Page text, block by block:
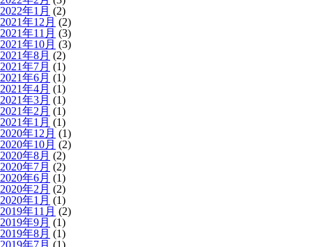
2022年1月 (2)
2021年12月 (2)
2021年11月 (3)
2021年10月 (3)
2021年8月 (2)
2021年7月 (1)
2021年6月 (1)
2021年4月 (1)
2021年3月 (1)
2021年2月 (1)
2021年1月 (1)
2020年12月 (1)
2020年10月 (2)
2020年8月 (2)
2020年7月 (2)
2020年6月 (1)
2020年2月 (2)
2020年1月 (1)
2019年11月 (2)
2019年9月 (1)
2019年8月 (1)
2019年7月 (1)